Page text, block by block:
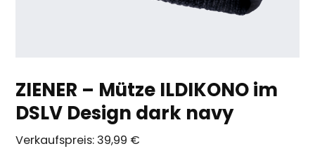
ZIENER – Mütze ILDIKONO im
DSLV Design dark navy
Verkaufspreis: 39,99 €